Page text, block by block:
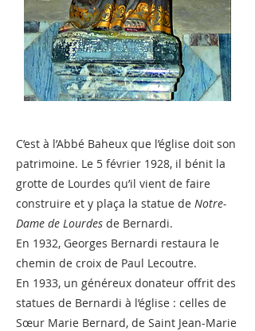
C’est à l’Abbé Baheux que l’église doit son
patrimoine. Le 5 février 1928, il bénit la
grotte de Lourdes qu’il vient de faire
construire et y plaça la statue de Notre-
Dame de Lourdes de Bernardi.
En 1932, Georges Bernardi restaura le
chemin de croix de Paul Lecoutre.
En 1933, un généreux donateur offrit des
statues de Bernardi à l’église : celles de
Sœur Marie Bernard, de Saint Jean-Marie